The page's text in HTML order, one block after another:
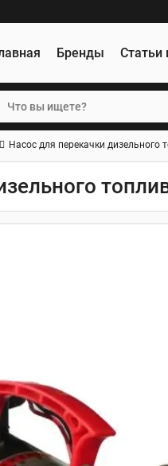
Бренды Статьи
Насос для перекачки дизельного